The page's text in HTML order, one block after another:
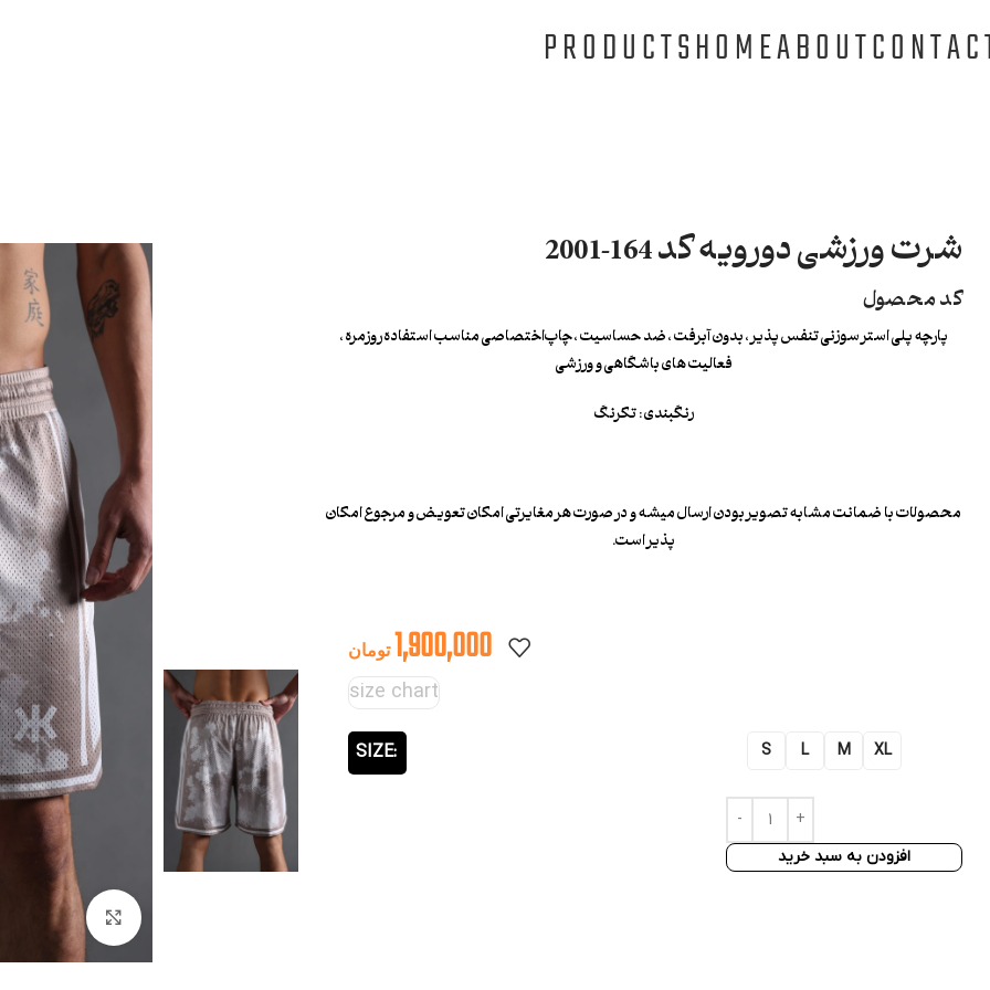
ABOUT
HOME
PRODUCTS
شرت ورزشی دورویه کد 164-2001
کد محصول
پارچه پلی استر سوزنی تنفس پذیر ، بدون آبرفت ، ضد حساسیت ، چاپ‌اختصاصی مناسب استفاده روزمره ،
فعالیت های باشگاهی و ورزشی
رنگبندی : تکرنگ
محصولات با ضمانت مشابه تصویر بودن ارسال میشه و در صورت هر مغایرتی امکان تعویض و مرجوع امکان
پذیر است.
1,900,000 تومان
size chart
SIZE S L M XL
افزودن به سبد خرید
بزرگنمایی